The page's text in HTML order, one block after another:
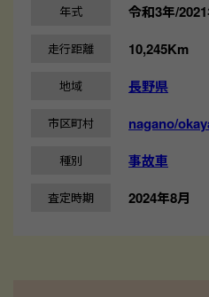
年式 令和3年/
走行距離 10,245Km
地域 長野県
市区町村 nagano/
種別 事故車
査定時期 2024年8月